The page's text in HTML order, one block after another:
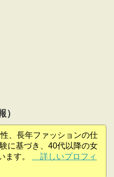
）
、長年ファッションの仕
に基づき、40代以降の女
ます。
詳しいプロフィ